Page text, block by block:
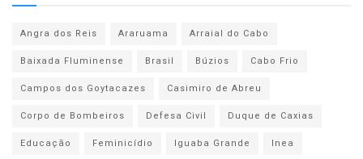
Angra dos Reis Araruama
Arraial do Cabo
Baixada Fluminense
Brasil Búzios
Cabo Frio
Campos dos Goytacazes
Casimiro de Abreu
Corpo de Bombeiros
Defesa Civil
Duque de Caxias
Educação
Feminicídio Iguaba Grande
Inea